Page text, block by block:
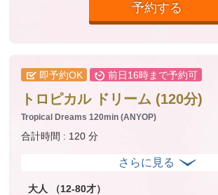
予約する
即予約OK 前日16時まで予約可
トロピカル ドリーム (120分)
Tropical Dreams 120min (ANYOP)
合計時間 : 120 分
大人 （12-80才）